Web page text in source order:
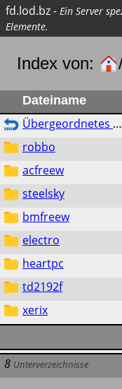
fd.lod.bz- Ein Server
Elemente.
Index von:
Dateiname
Übergeordnetes Verzeichnis
robbo
acfreew
steelsky
bmfreew
electro
heartpc
td2192f
xerix
8 Unterverzeichnisse